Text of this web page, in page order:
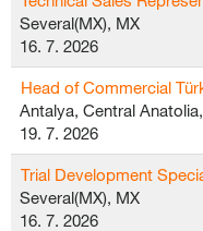
Several(MX), MX
16. 7. 2026
Head of Commercial
Antalya, Central
19. 7. 2026
Trial Development
Several(MX), MX
16. 7. 2026